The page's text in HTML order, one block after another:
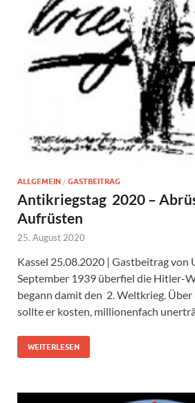
ALLGEMEIN / GASTBEITRAG
Antikriegstag 2020 –
Aufrüsten
25. August 2020
Kassel 25.08.2020 | Gastbeitrag von
September 1939 überfiel die Hitler-
begann damit den 2. Weltkrieg.
sollte er kosten, millionenfach
WEITERLESEN